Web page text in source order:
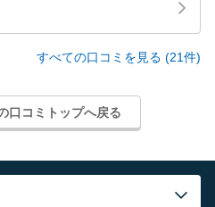
すべての口コミを見る (21件)
口コミトップへ戻る